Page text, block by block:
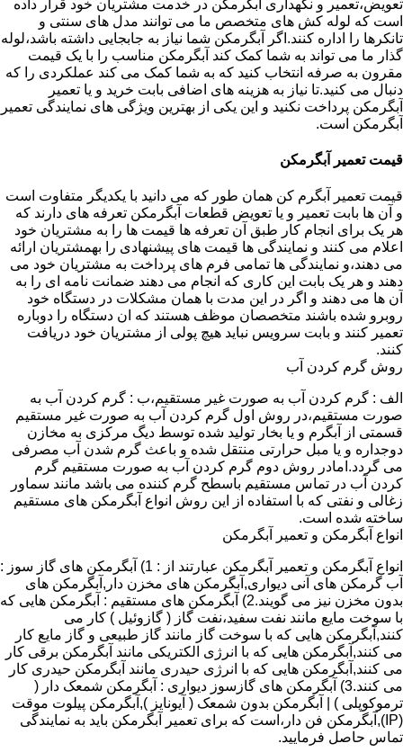
تعویض،تعمیر و نگهداری آبگرمکن در خدمت مشتریان خود قرار داده
است که لوله کش های متخصص ما می توانند مدل های سنتی و
تانکرها را اداره کنند.اگر آبگرمکن شما نیاز به جابجایی داشته باشد،لوله
گذار ما می تواند به شما کمک کند آبگرمکن مناسب را با یک قیمت
مقرون به صرفه انتخاب کنید که به شما کمک می کند عملکردی را که
دنبال می کنید.تا نیاز به هزینه های اضافی بابت خرید و یا تعمیر
آبگرمکن پرداخت نکنید و این یکی از بهترین ویژگی های نمایندگی تعمیر
آبگرمکن است.
قیمت تعمیر آبگرمکن
قیمت تعمیر آبگرم کن همان طور که می دانید با یکدیگر متفاوت است
و آن ها بابت تعمیر و یا تعویض قطعات آبگرمکن تعرفه های دارند که
هر یک برای انجام کار طبق آن تعرفه ها قیمت ها را به مشتریان خود
اعلام می کنند و نمایندگی ها قیمت های پیشنهادی را بهمشتریان ارائه
می دهند،و نمایندگی ها تمامی فرم های پرداخت به مشتریان خود می
دهند و هر یک بابت این کاری که انجام می دهند ضمانت نامه ای را به
آن ها می دهند و اگر در این مدت با همان مشکلات در دستگاه خود
روبرو شده باشند متخصصان موظف هستند که ان دستگاه را دوباره
تعمیر کنند و بابت سرویس نباید هیچ پولی از مشتریان خود دریافت
کنند.
روش گرم کردن آب
الف : گرم کردن آب به صورت غیر مستقیم،ب : گرم کردن آب به
صورت مستقیم،در روش اول گرم کردن آب به صورت غیر مستقیم
قسمتی از آبگرم و یا بخار تولید شده توسط دیگ مرکزی به مخازن
دوجداره و یا مبل حرارتی منتقل شده و باعث گرم شدن آب مصرفی
می گردد.امادر روش دوم گرم کردن آب به صورت مستقیم گرم
کردن آب در تماس مستقیم باسطح گرم کننده می باشد مانند سماور
زغالی و نفتی که با استفاده از این روش انواع آبگرمکن های مستقیم
ساخته شده است.
انواع آبگرمکن و تعمیر آبگرمکن
انواع آبگرمکن و تعمیر آبگرمکن عبارتند از : 1) آبگرمکن های گاز سوز :
آب گرمکن های آنی دیواری,آبگرمکن های مخزن دار,آبگرمکن های
بدون مخزن نیز می گویند.2) آبگرمکن های مستقیم : آبگرمکن هایی که
با سوخت مایع مانند نفت سفید،نفت گاز ( گازوئیل ) کار می
کنند,آبگرمکن هایی که با سوخت گاز مانند گاز طبیعی و گاز مایع کار
می کنند,آبگرمکن هایی که با انرژی الکتریکی مانند آبگرمکن برقی کار
می کنند,آبگرمکن هایی که با انرژی حیدری مانند آبگرمکن حیدری کار
می کنند.3) آبگرمکن های گازسوز دیواری : آبگرمکن شمعک دار (
ترموکوپلی ) | آبگرمکن بدون شمعک ( آیونایز ),آبگرمکن پیلوت موقت
(IP),آبگرمکن فن دار،است که برای تعمیر آبگرمکن باید به نمایندگی
تماس حاصل فرمایید.